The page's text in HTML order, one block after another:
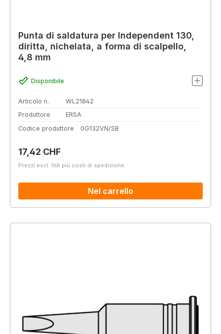
Punta di saldatura per Independent 130,
diritta, nichelata, a forma di scalpello,
4,8 mm
Disponibile
Articolo n.
WL21842
Produttore
ERSA
Codice produttore
0G132VN/SB
Prezzo normale:
17,42 CHF
Prezzi escl. IVA più costi di spedizione
Nel carrello